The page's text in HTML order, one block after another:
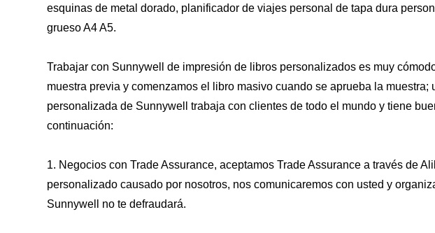
esquinas de metal dorado, planificador de viajes personal de tapa dura
grueso A4 A5.
Trabajar con Sunnywell de impresión de libros personalizados es muy
muestra previa y comenzamos el libro masivo cuando se aprueba la
personalizada de Sunnywell trabaja con clientes de todo el mundo y tiene
continuación:
1. Negocios con Trade Assurance, aceptamos Trade Assurance a través de
personalizado causado por nosotros, nos comunicaremos con usted y
Sunnywell no te defraudará.